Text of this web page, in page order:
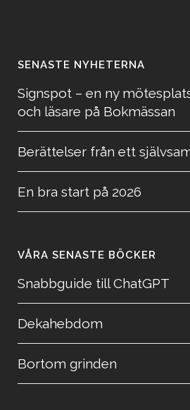
SENASTE NYHETERNA
Signspot – en ny
och läsare på Bokmässan
Berättelser från ett
En bra start på 2026
VÅRA SENASTE BÖCKER
Snabbguide till ChatGPT
Dekahebdom
Bortom grinden